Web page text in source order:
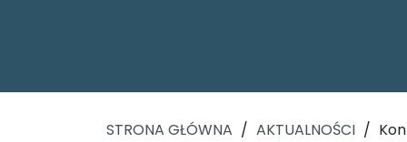
STRONA GŁÓWNA / AKTUALNOŚCI /